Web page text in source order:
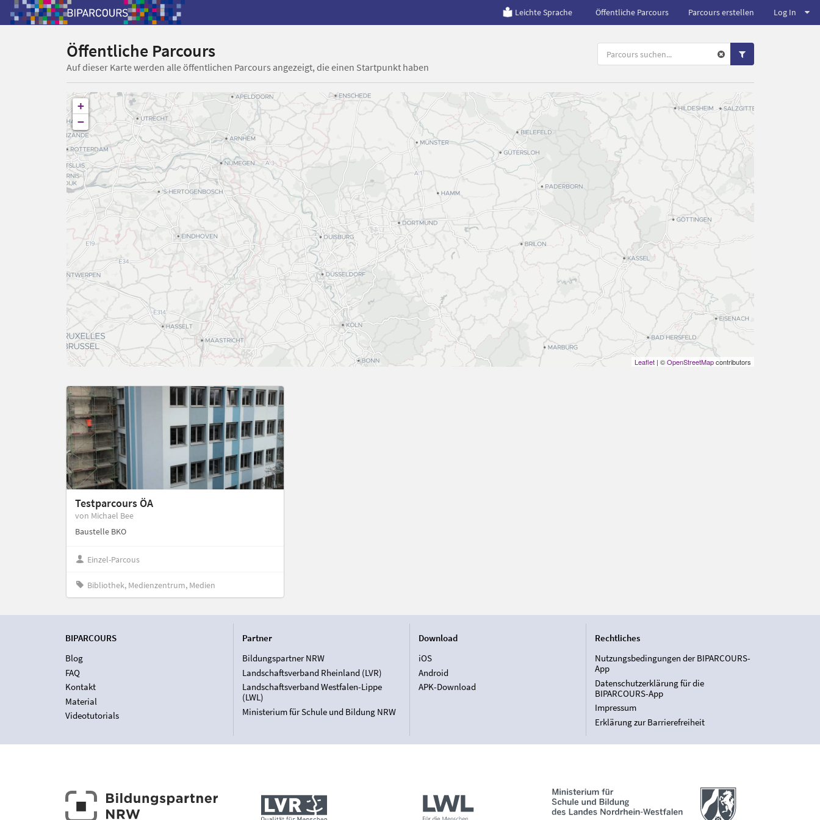
Leichte Sprache Öffentliche Parcours Parcours erstellen Log In
Öffentliche Parcours
Auf dieser Karte werden alle öffentlichen Parcours angezeigt, die einen Startpunkt haben
+
−
Leaflet| ©OpenStreetMapcontributors
Testparcours ÖA
von Michael Bee
Baustelle BKO
Einzel-Parcous
Bibliothek, Medienzentrum, Medien
BIPARCOURS
Blog
FAQ
Kontakt
Material
Videotutorials
Partner
Bildungspartner NRW
Landschaftsverband Rheinland (LVR)
Landschaftsverband Westfalen-Lippe
(LWL)
Ministerium für Schule und Bildung NRW
Download
iOS
Android
APK-Download
Rechtliches
Nutzungsbedingungen der BIPARCOURS-
App
Datenschutzerklärung für die
BIPARCOURS-App
Impressum
Erklärung zur Barrierefreiheit